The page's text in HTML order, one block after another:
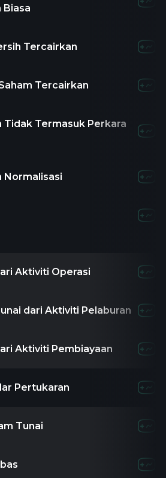
Biasa
Tercairkan
Tercairkan
Tidak Termasuk Perkara
Normalisasi
Aktiviti Operasi
dari Aktiviti Pelaburan
Aktiviti Pembiayaan
Pertukaran
Tunai